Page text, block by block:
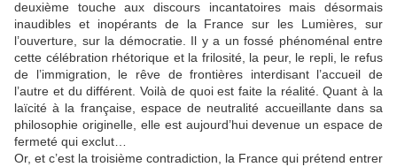
deuxième touche aux discours incantatoires mais désormais
inaudibles et inopérants de la France sur les Lumières, sur
l’ouverture, sur la démocratie. Il y a un fossé phénoménal entre
cette célébration rhétorique et la frilosité, la peur, le repli, le refus
de l’immigration, le rêve de frontières interdisant l’accueil de
l’autre et du différent. Voilà de quoi est faite la réalité. Quant à la
laïcité à la française, espace de neutralité accueillante dans sa
philosophie originelle, elle est aujourd’hui devenue un espace de
fermeté qui exclut…
Or, et c’est la troisième contradiction, la France qui prétend entrer